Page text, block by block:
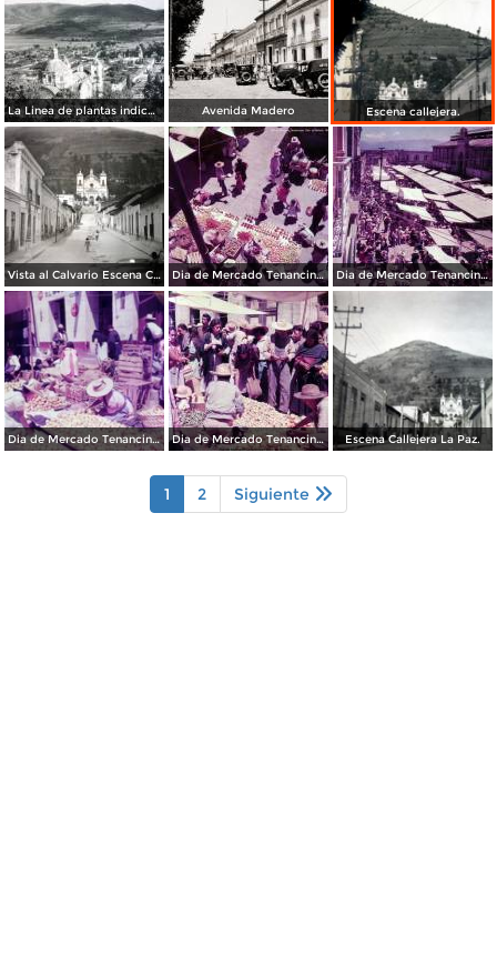
La Linea de plantas indica el camino al Santo Desierto. Avenida Madero Escena callejera.
Vista al Calvario Escena Callejera. Dia de Mercado Tenancingo, Edo. de México 1956 Dia de Mercado Tenancingo, Edo. de México 1956
Dia de Mercado Tenancingo, Edo. de México 1956 Dia de Mercado Tenancingo, Edo. de México 1956 Escena Callejera La Paz.
1 2 Siguiente